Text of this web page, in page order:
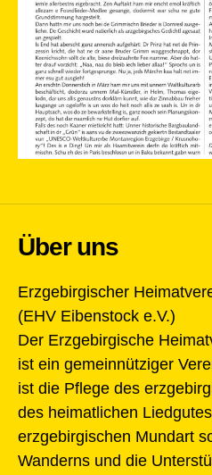
Über uns
Erzgebirgischer
(EHV Eibenstock e.V.)
Der Erzgebirgische
ist ein gemeinnütziger
ist die Pflege des
des heimatlichen
erzgebirgischen Mundart
Wanderns und die